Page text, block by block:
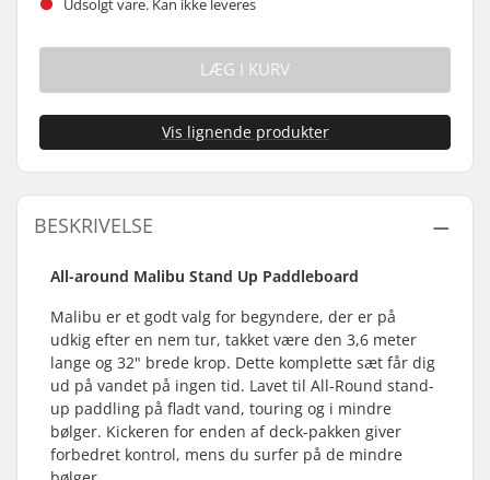
LÆG I KURV
Vis lignende produkter
BESKRIVELSE
All-around Malibu Stand Up Paddleboard
Malibu er et godt valg for begyndere, der er på
udkig efter en nem tur, takket være den 3,6 meter
lange og 32" brede krop. Dette komplette sæt får dig
ud på vandet på ingen tid. Lavet til All-Round stand-
up paddling på fladt vand, touring og i mindre
bølger. Kickeren for enden af deck-pakken giver
forbedret kontrol, mens du surfer på de mindre